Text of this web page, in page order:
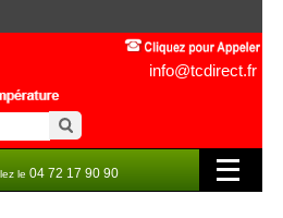
info@tcdirect.fr
le 04 72 17 90 90